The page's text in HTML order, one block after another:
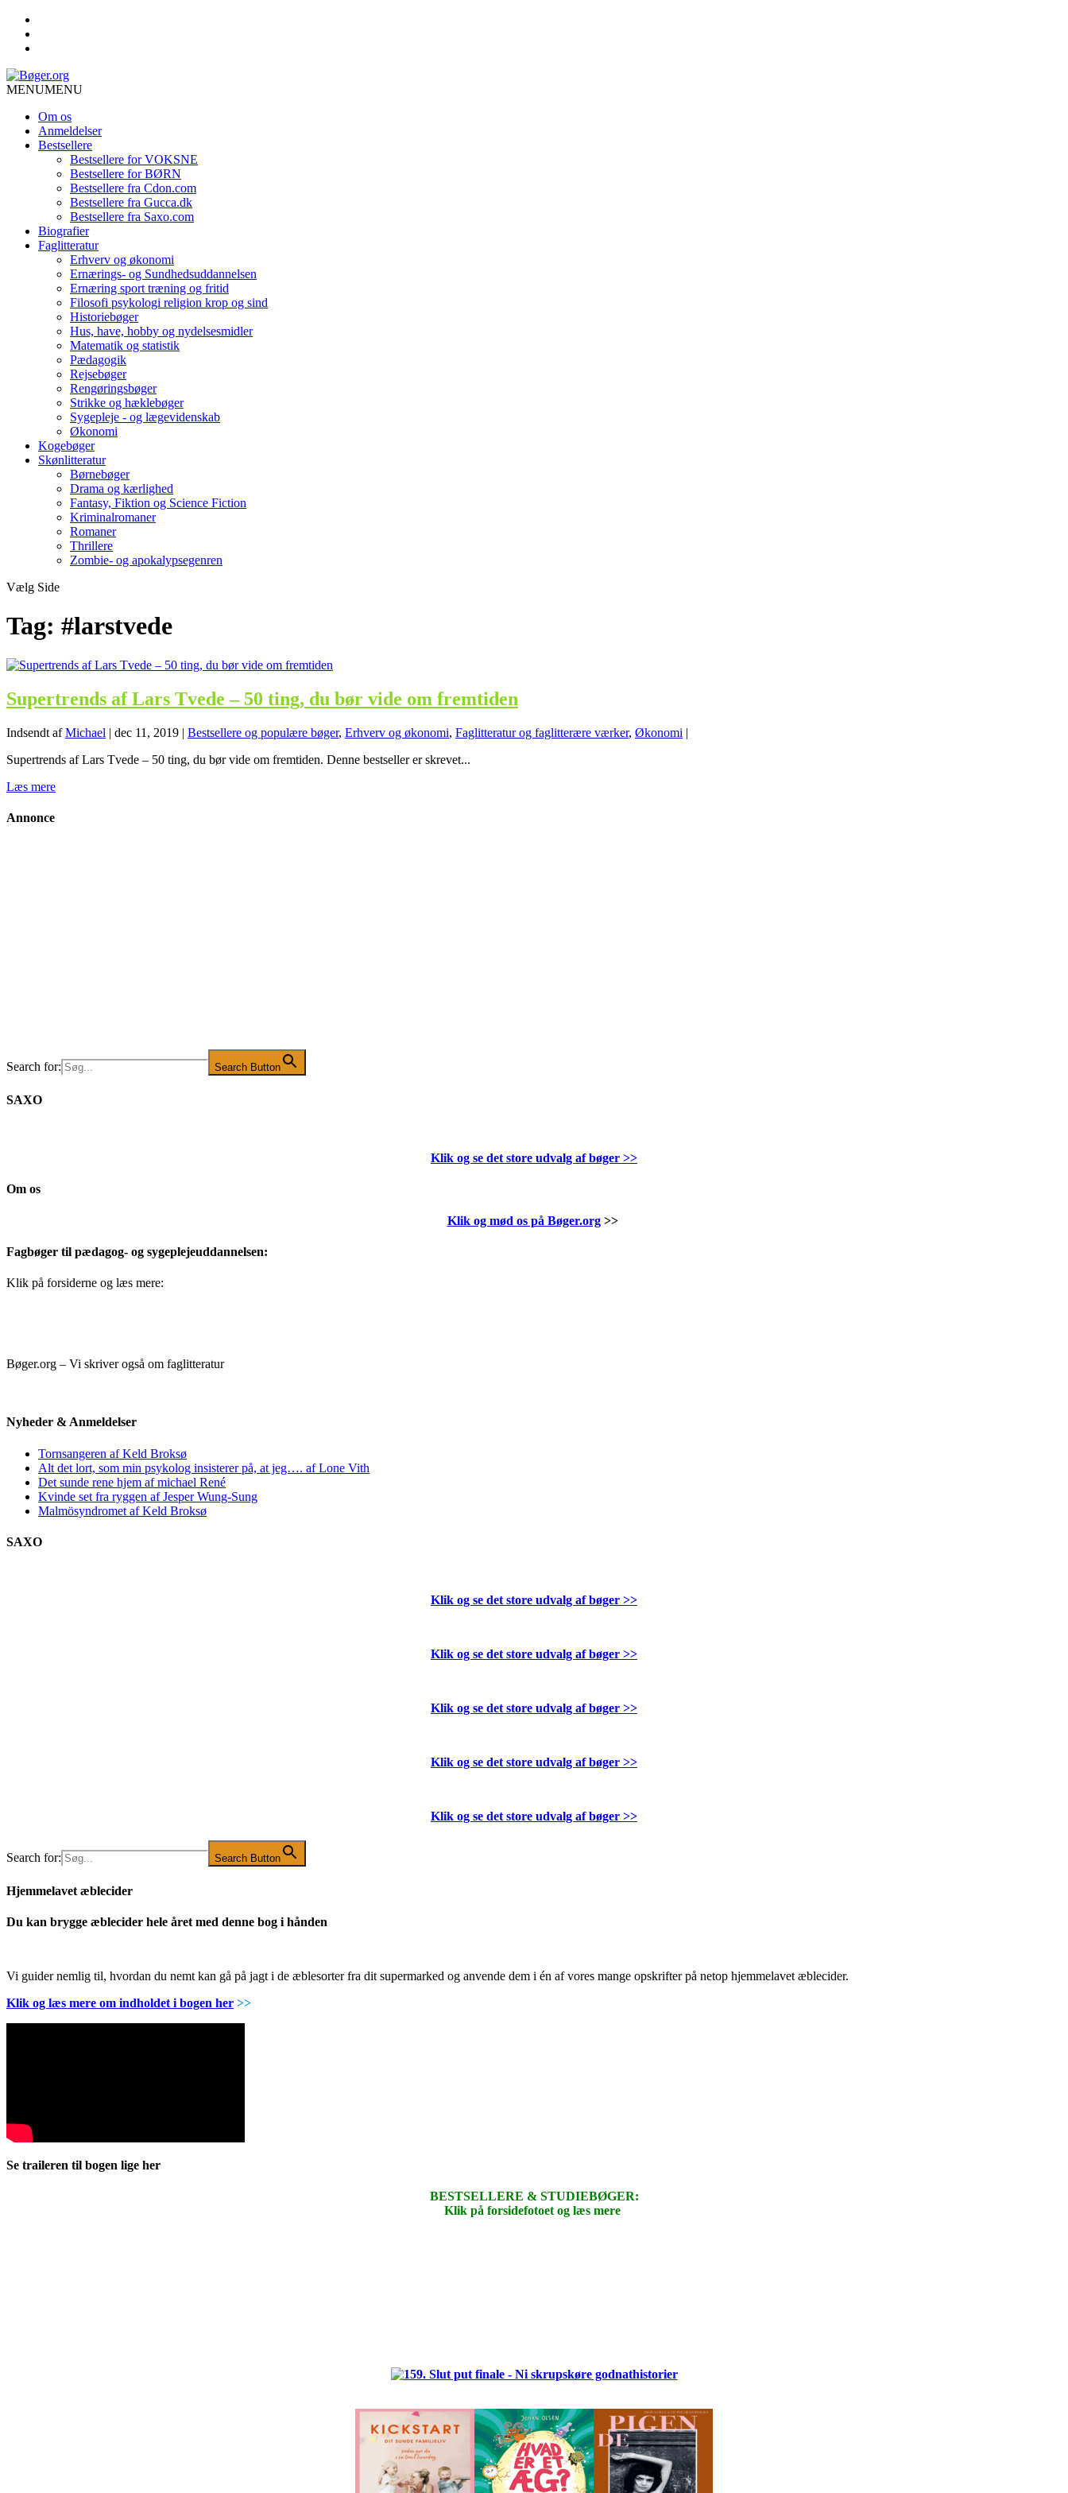
MENUMENU
Om os
Anmeldelser
Bestsellere
Bestsellere for VOKSNE
Bestsellere for BØRN
Bestsellere fra Cdon.com
Bestsellere fra Gucca.dk
Bestsellere fra Saxo.com
Biografier
Faglitteratur
Erhverv og økonomi
Ernærings- og Sundhedsuddannelsen
Ernæring sport træning og fritid
Filosofi psykologi religion krop og sind
Historiebøger
Hus, have, hobby og nydelsesmidler
Matematik og statistik
Pædagogik
Rejsebøger
Rengøringsbøger
Strikke og hæklebøger
Sygepleje - og lægevidenskab
Økonomi
Kogebøger
Skønlitteratur
Børnebøger
Drama og kærlighed
Fantasy, Fiktion og Science Fiction
Kriminalromaner
Romaner
Thrillere
Zombie- og apokalypsegenren
Vælg Side
Tag: #larstvede
Supertrends af Lars Tvede – 50 ting, du bør vide om fremtiden
Indsendt afMichael | dec 11, 2019 | Bestsellere og populære bøger, Erhverv og økonomi, Faglitteratur og faglitterære værker, Økonomi |
Supertrends af Lars Tvede – 50 ting, du bør vide om fremtiden. Denne bestseller er skrevet...
Læs mere
Annonce
Search for: Search Button
SAXO
Klik og se det store udvalg af bøger >>
Om os
Klik og mød os på Bøger.org>>
Fagbøger til pædagog- og sygeplejeuddannelsen:
Klik på forsiderne og læs mere:
Bøger.org – Vi skriver også om faglitteratur
Nyheder & Anmeldelser
Tornsangeren af Keld Broksø
Alt det lort, som min psykolog insisterer på, at jeg…. af Lone Vith
Det sunde rene hjem af michael René
Kvinde set fra ryggen af Jesper Wung-Sung
Malmösyndromet af Keld Broksø
SAXO
Klik og se det store udvalg af bøger >>
Klik og se det store udvalg af bøger >>
Klik og se det store udvalg af bøger >>
Klik og se det store udvalg af bøger >>
Klik og se det store udvalg af bøger >>
Search for: Search Button
Hjemmelavet æblecider
Du kan brygge æblecider hele året med denne bog i hånden
Vi guider nemlig til, hvordan du nemt kan gå på jagt i de æblesorter fra dit supermarked og anvende dem i én af vores mange opskrifter på netop hjemmelavet æblecider.
Klik og læs mere om indholdet i bogen her >>
Se traileren til bogen lige her
BESTSELLERE & STUDIEBØGER:
Klik på forsidefotoet og læs mere